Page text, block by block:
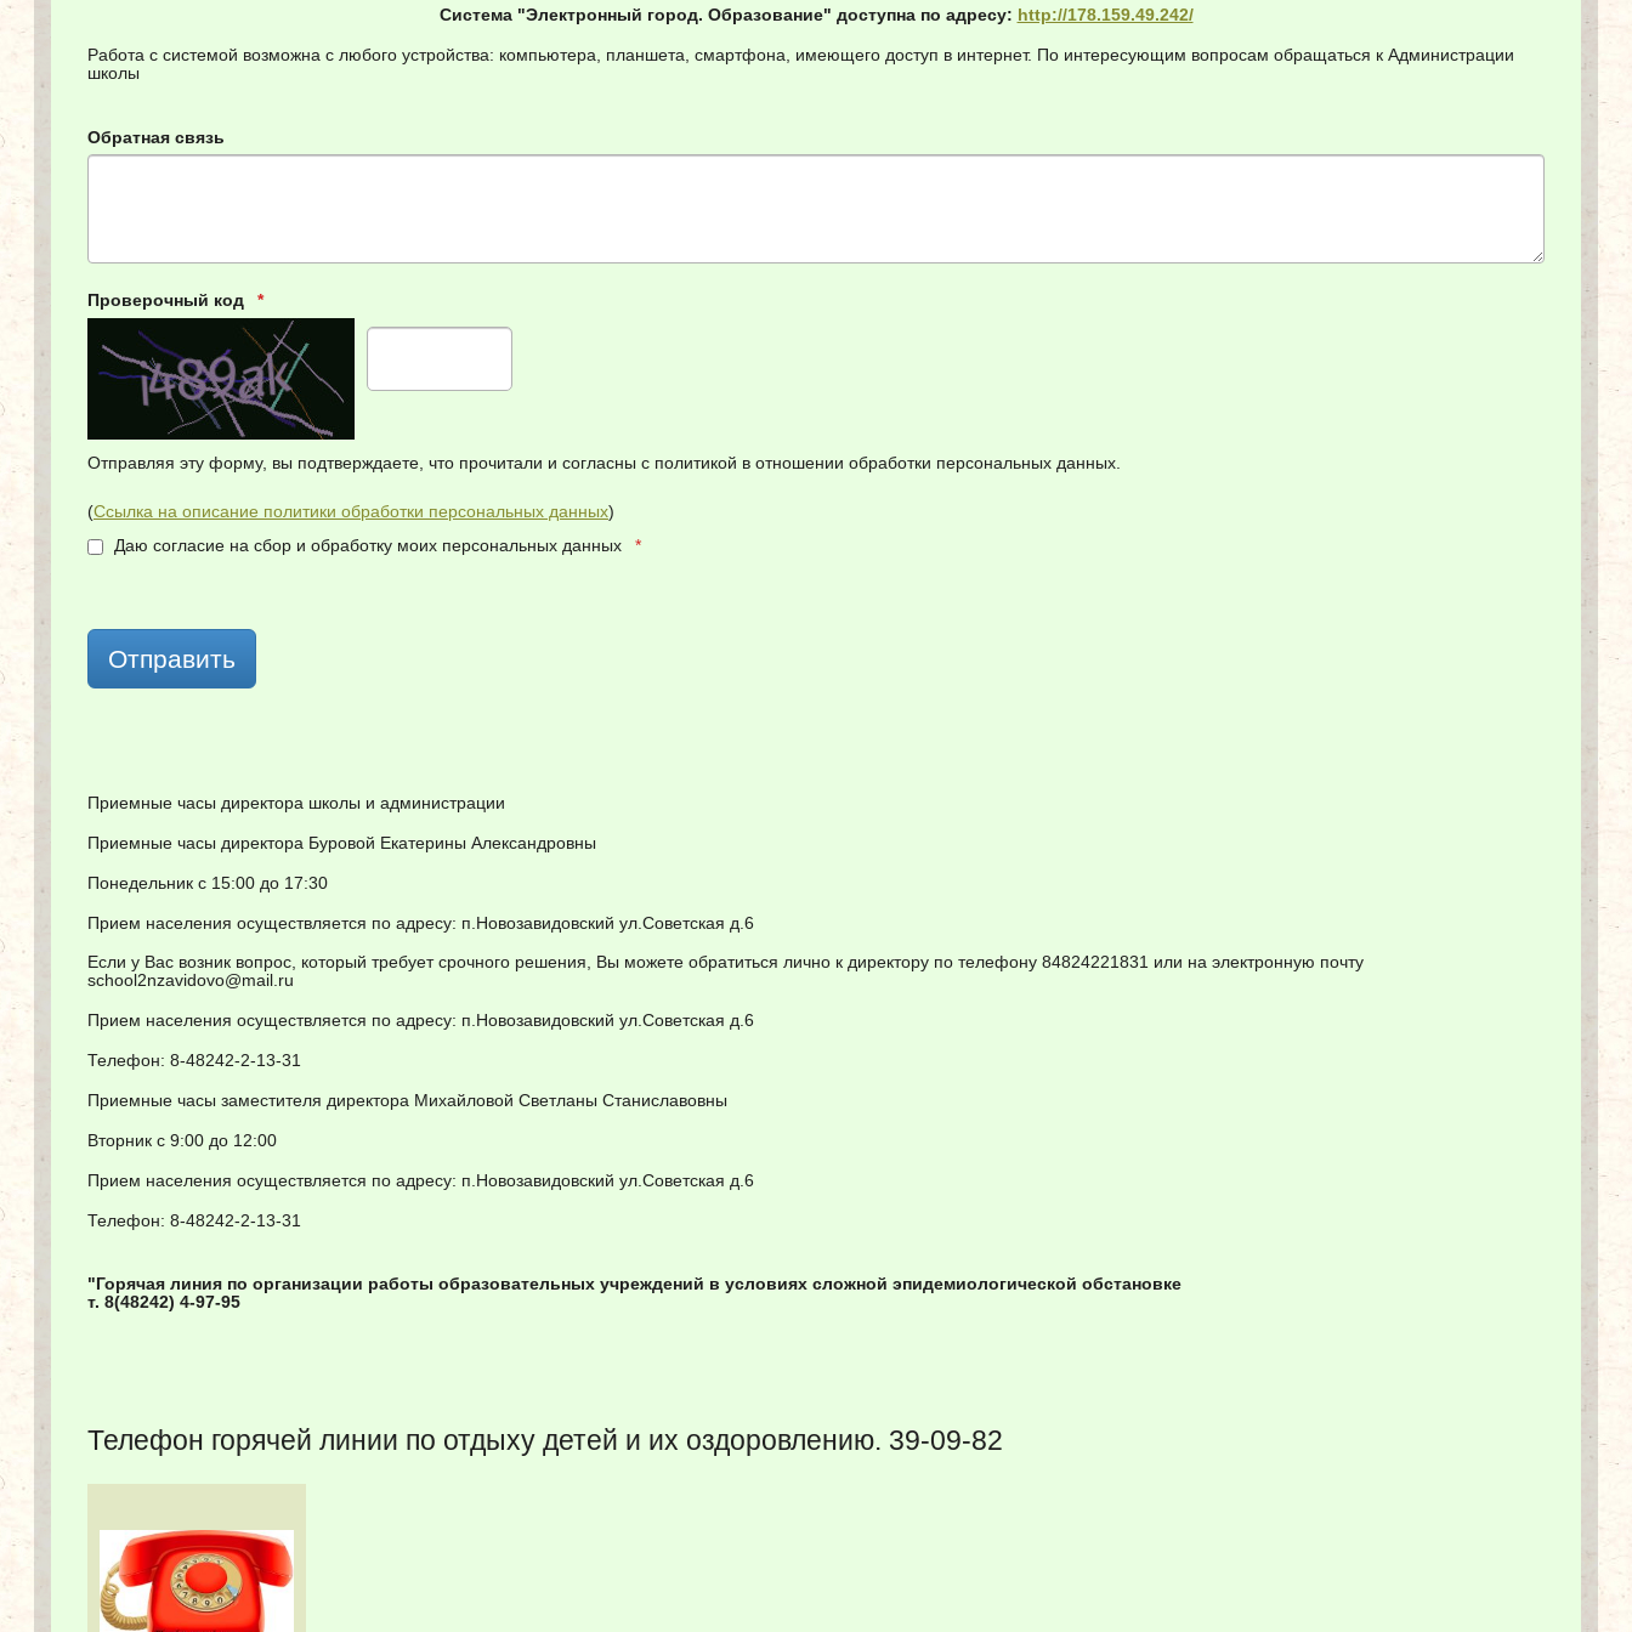
Система "Электронный город. Образование" доступна по адресу: http://178.159.49.242/
Работа с системой возможна с любого устройства: компьютера, планшета, смартфона, имеющего доступ в интернет. По интересующим вопросам обращаться к Администрации
школы
Обратная связь
Проверочный код *
Отправляя эту форму, вы подтверждаете, что прочитали и согласны с политикой в отношении обработки персональных данных.
(Ссылка на описание политики обработки персональных данных)
Даю согласие на сбор и обработку моих персональных данных
*
Отправить
Приемные часы директора школы и администрации
Приемные часы директора Буровой Екатерины Александровны
Понедельник с 15:00 до 17:30
Прием населения осуществляется по адресу: п.Новозавидовский ул.Советская д.6
Если у Вас возник вопрос, который требует срочного решения, Вы можете обратиться лично к директору по телефону 84824221831 или на электронную почту
school2nzavidovo@mail.ru
Прием населения осуществляется по адресу: п.Новозавидовский ул.Советская д.6
Телефон: 8-48242-2-13-31
Приемные часы заместителя директора Михайловой Светланы Станиславовны
Вторник с 9:00 до 12:00
Прием населения осуществляется по адресу: п.Новозавидовский ул.Советская д.6
Телефон: 8-48242-2-13-31
"Горячая линия по организации работы образовательных учреждений в условиях сложной эпидемиологической обстановке
т. 8(48242) 4-97-95
Телефон горячей линии по отдыху детей и их оздоровлению. 39-09-82